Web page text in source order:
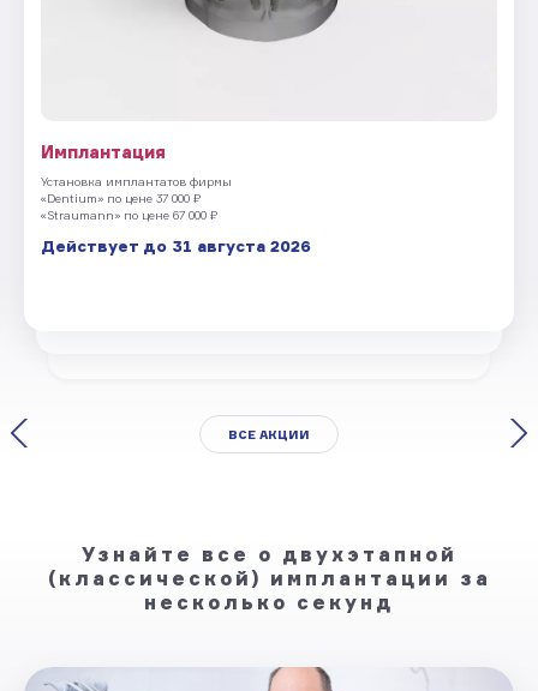
Имплантация
Установка имплантатов фирмы
«Dentium» по цене 37 000 ₽
«Straumann» по цене 67 000 ₽
Действует до 31 августа 2026
ВСЕ АКЦИИ
Узнайте все о двухэтапной
(классической) имплантации за
несколько секунд